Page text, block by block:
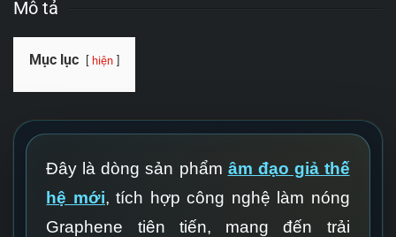
Mô tả
Mục lục hiện
Đây là dòng sản phẩm âm đạo giả thế
hệ mới, tích hợp công nghệ làm nóng
Graphene tiên tiến, mang đến trải